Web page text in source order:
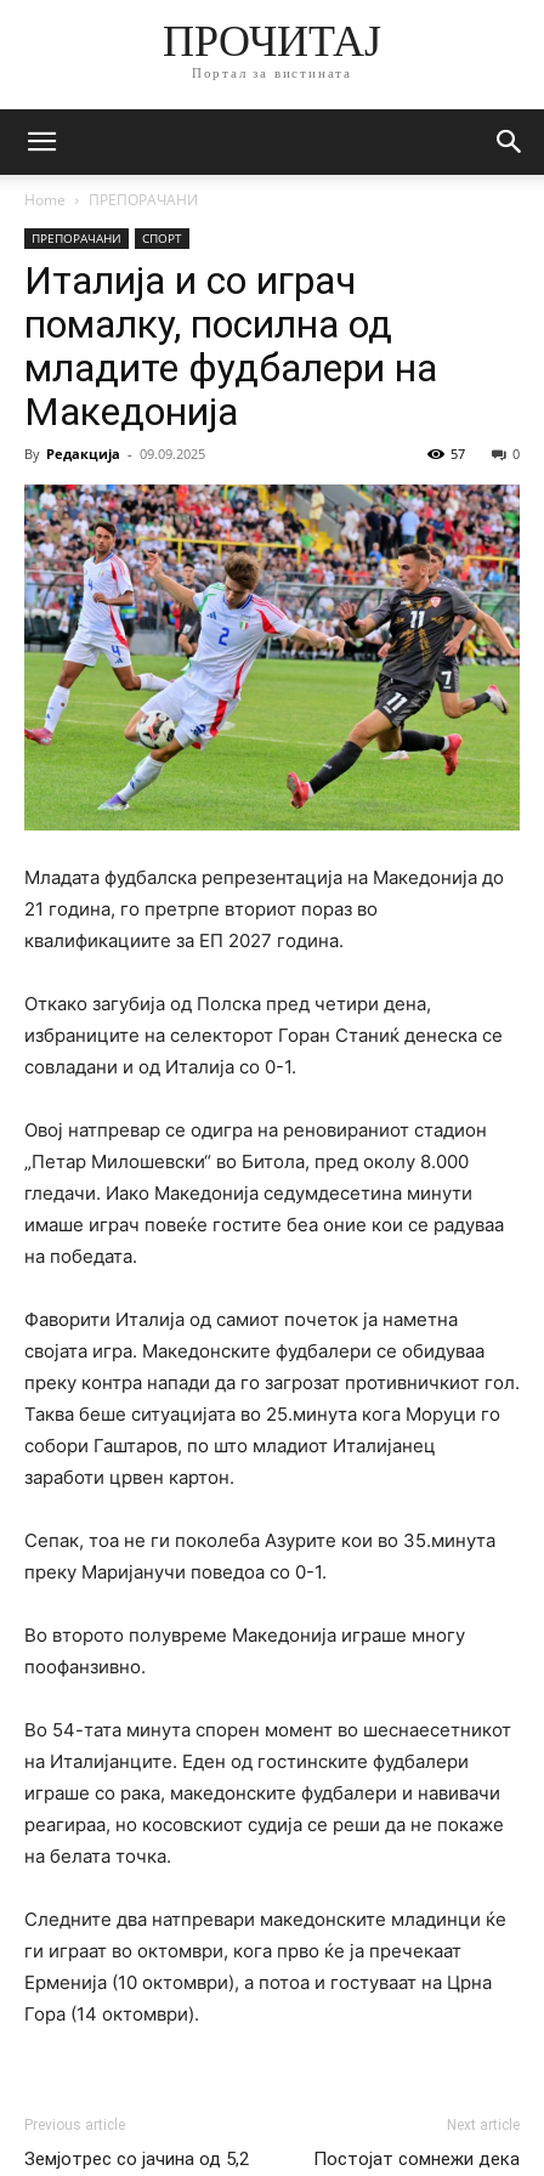
ПРОЧИТАЈ
Портал за вистината
Home ПРЕПОРАЧАНИ
ПРЕПОРАЧАНИ СПОРТ
Италија и со играч
помалку, посилна од
младите фудбалери на
Македонија
By Редакција - 09.09.2025 0
57
Младата фудбалска репрезентација на Македонија до
21 година, го претрпе вториот пораз во
квалификациите за ЕП 2027 година.
Откако загубија од Полска пред четири дена,
избраниците на селекторот Горан Станиќ денеска се
совладани и од Италија со 0-1.
Овој натпревар се одигра на реновираниот стадион
„Петар Милошевски“ во Битола, пред околу 8.000
гледачи. Иако Македонија седумдесетина минути
имаше играч повеќе гостите беа оние кои се радуваа
на победата.
Фаворити Италија од самиот почеток ја наметна
својата игра. Македонските фудбалери се обидуваа
преку контра напади да го загрозат противничкиот гол.
Таква беше ситуацијата во 25.минута кога Моруци го
собори Гаштаров, по што младиот Италијанец
заработи црвен картон.
Сепак, тоа не ги поколеба Азурите кои во 35.минута
преку Маријанучи поведоа со 0-1.
Во второто полувреме Македонија играше многу
поофанзивно.
Во 54-тата минута спорен момент во шеснаесетникот
на Италијанците. Еден од гостинските фудбалери
играше со рака, македонските фудбалери и навивачи
реагираа, но косовскиот судија се реши да не покаже
на белата точка.
Следните два натпревари македонските младинци ќе
ги играат во октомври, кога прво ќе ја пречекаат
Ерменија (10 октомври), а потоа и гостуваат на Црна
Гора (14 октомври).
Previous article
Земјотрес со јачина од 5,2
Next article
Постојат сомнежи дека